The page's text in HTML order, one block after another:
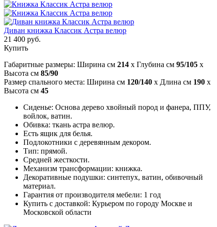
Диван книжка Классик Астра велюр
21 400 руб.
Купить
Габаритные размеры: Ширина см 214 x Глубина см 95/105 x
Высота см 85/90
Размер спального места: Ширина см 120/140 x Длина см 190 x
Высота см 45
Сиденье: Основа дерево хвойный пород и фанера, ППУ,
войлок, ватин.
Обивка: ткань астра велюр.
Есть ящик для белья.
Подлокотники с деревянным декором.
Тип: прямой.
Средней жесткости.
Механизм трансформации: книжка.
Декоративные подушки: синтепух, ватин, обивочный
материал.
Гарантия от производителя мебели: 1 год
Купить с доставкой: Курьером по городу Москве и
Московской области